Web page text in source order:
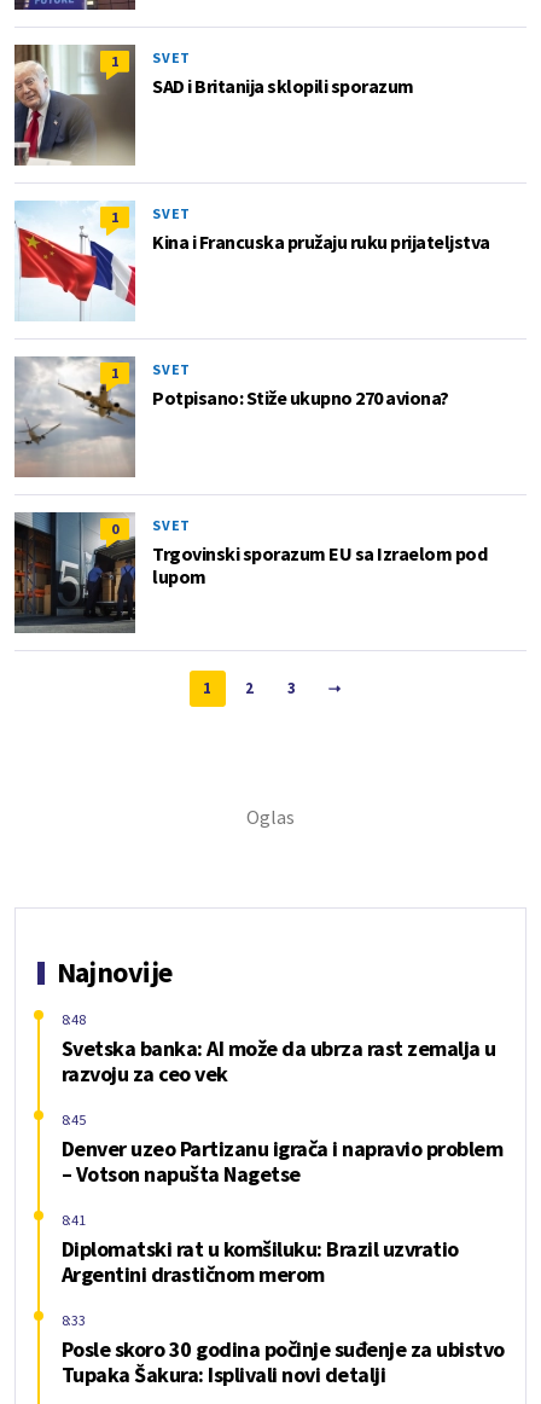
1 SVET
SAD i Britanija sklopili sporazum
1 SVET
Kina i Francuska pružaju ruku prijateljstva
1 SVET
Potpisano: Stiže ukupno 270 aviona?
0 SVET
Trgovinski sporazum EU sa Izraelom pod
lupom
1 2 3
Najnovije
Svetska banka: AI može da ubrza rast zemalja u
razvoju za ceo vek
8:48
Denver uzeo Partizanu igrača i napravio problem
– Votson napušta Nagetse
8:45
Diplomatski rat u komšiluku: Brazil uzvratio
Argentini drastičnom merom
8:41
Posle skoro 30 godina počinje suđenje za ubistvo
Tupaka Šakura: Isplivali novi detalji
8:33